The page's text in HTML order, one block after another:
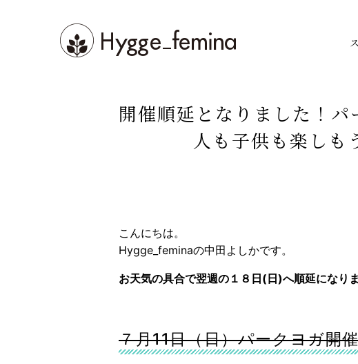
整体
インストラクター
開催順延となりました！
人も子供も楽し
こんにちは。
Hygge_feminaの中田よしかです。
お天気の具合で翌週の１８日(日)へ順延になり
７月11日（日）パークヨガ開